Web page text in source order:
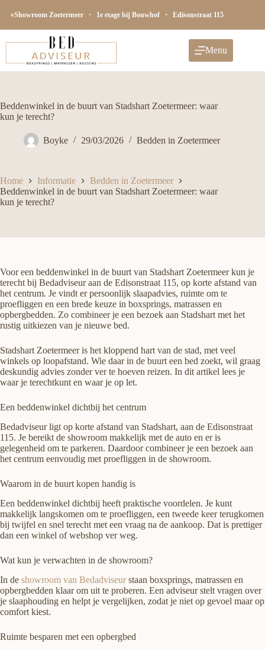
naar
●Showroom Zoetermeer • 1e etage bij Bouwhof • Edisonstraat 115
Menu
Beddenwinkel in de buurt van Stadshart Zoetermeer: waar
kun je terecht?
Boyke 29/03/2026 Bedden in Zoetermeer
Home Informatie
Bedden in Zoetermeer
Beddenwinkel in de buurt van Stadshart Zoetermeer: waar
kun je terecht?
Voor een beddenwinkel in de buurt van Stadshart Zoetermeer kun je
terecht bij Bedadviseur aan de Edisonstraat 115, op korte afstand van
het centrum. Je vindt er persoonlijk slaapadvies, ruimte om te
proefliggen en een brede keuze in boxsprings, matrassen en
opbergbedden. Zo combineer je een bezoek aan Stadshart met het
rustig uitkiezen van je nieuwe bed.
Stadshart Zoetermeer is het kloppend hart van de stad, met veel
winkels op loopafstand. Wie daar in de buurt een bed zoekt, wil graag
deskundig advies zonder ver te hoeven reizen. In dit artikel lees je
waar je terechtkunt en waar je op let.
Een beddenwinkel dichtbij het centrum
Bedadviseur ligt op korte afstand van Stadshart, aan de Edisonstraat
115. Je bereikt de showroom makkelijk met de auto en er is
gelegenheid om te parkeren. Daardoor combineer je een bezoek aan
het centrum eenvoudig met proefliggen in de showroom.
Waarom in de buurt kopen handig is
Een beddenwinkel dichtbij heeft praktische voordelen. Je kunt
makkelijk langskomen om te proefliggen, een tweede keer terugkomen
bij twijfel en snel terecht met een vraag na de aankoop. Dat is prettiger
dan een winkel of webshop ver weg.
Wat kun je verwachten in de showroom?
In de showroom van Bedadviseurstaan boxsprings, matrassen en
opbergbedden klaar om uit te proberen. Een adviseur stelt vragen over
je slaaphouding en helpt je vergelijken, zodat je niet op gevoel maar op
comfort kiest.
Ruimte besparen met een opbergbed